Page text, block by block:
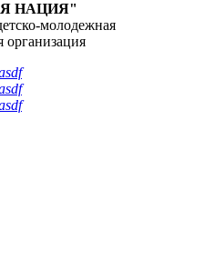
НАЦИЯ"
молодежная
организация